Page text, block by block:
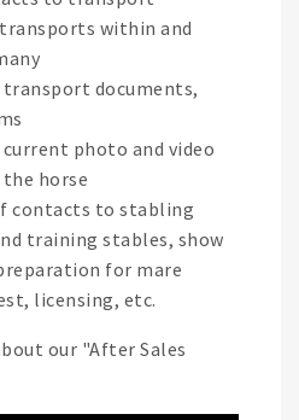
within and
documents,
photo and video
horse
contacts to stabling
training stables, show
for mare
licensing, etc.
our "After Sales